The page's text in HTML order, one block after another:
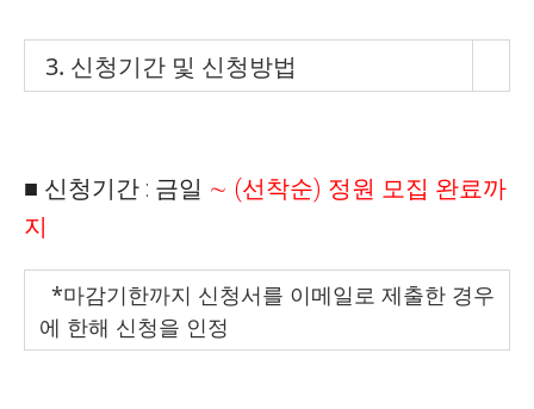
3. 신청기간 및 신청방법
■ 신청기간 : 금일 ∼ (선착순) 정원 모집 완료까
지
*마감기한까지 신청서를 이메일로 제출한 경우
에 한해 신청을 인정